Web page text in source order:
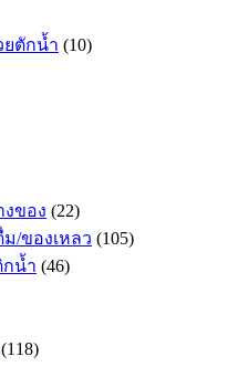
ตักน้ำ (10)
ของ (22)
/ของเหลว (105)
น้ำ (46)
(118)